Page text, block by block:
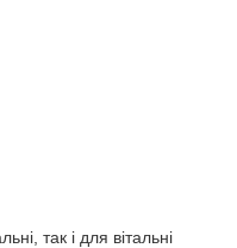
так і для вітальні